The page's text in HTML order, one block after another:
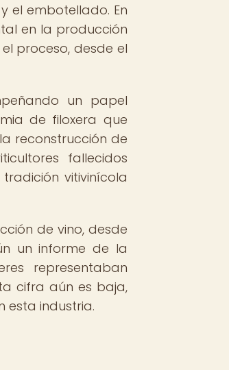
el embotellado. En
en la producción
proceso, desde el
un papel
de filoxera que
reconstrucción de
fallecidos
vitivinícola
de vino, desde
un informe de la
representaban
cifra aún es baja,
esta industria.